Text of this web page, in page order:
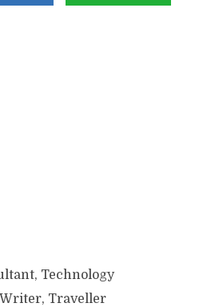
Technology
Writer, Traveller